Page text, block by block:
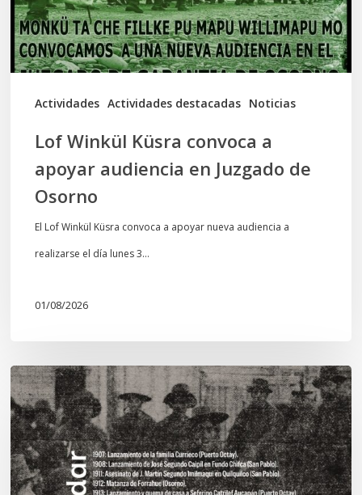
Actividades Actividades destacadas Noticias
audiencia
en
Juzgado
Lof Winkül Küsra convoca a
apoyar audiencia en Juzgado de
Osorno
El Lof Winkül Küsra convoca a apoyar nueva audiencia a
realizarse el día lunes 3…
01/08/2026
Chawrakawin:
Palimpsesto
explora
a
través